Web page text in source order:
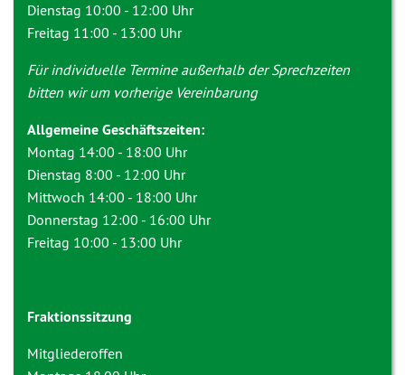
Dienstag 10:00 - 12:00 Uhr
Freitag 11:00 - 13:00 Uhr
Für individuelle Termine außerhalb der Sprechzeiten
bitten wir um vorherige Vereinbarung
Allgemeine Geschäftszeiten:
Montag 14:00 - 18:00 Uhr
Dienstag 8:00 - 12:00 Uhr
Mittwoch 14:00 - 18:00 Uhr
Donnerstag 12:00 - 16:00 Uhr
Freitag 10:00 - 13:00 Uhr
Fraktionssitzung
Mitgliederoffen